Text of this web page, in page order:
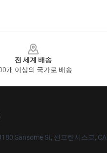
전 세계 배송
개 이상의 국가로 배송
Sansome St, 샌프란시스코, CA